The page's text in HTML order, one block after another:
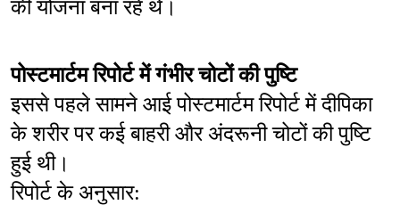
की योजना बना रहे थे।
पोस्टमार्टम रिपोर्ट में गंभीर चोटों की पुष्टि
इससे पहले सामने आई पोस्टमार्टम रिपोर्ट में दीपिका
के शरीर पर कई बाहरी और अंदरूनी चोटों की पुष्टि
हुई थी।
रिपोर्ट के अनुसार: